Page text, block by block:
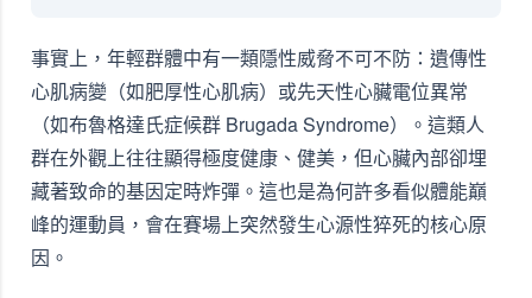
事實上，年輕群體中有一類隱性威脅不可不防：遺傳性
心肌病變（如肥厚性心肌病）或先天性心臟電位異常
（如布魯格達氏症候群 Brugada Syndrome）。這類人
群在外觀上往往顯得極度健康、健美，但心臟內部卻埋
藏著致命的基因定時炸彈。這也是為何許多看似體能巔
峰的運動員，會在賽場上突然發生心源性猝死的核心原
因。